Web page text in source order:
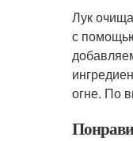
Лук
с
огне. По